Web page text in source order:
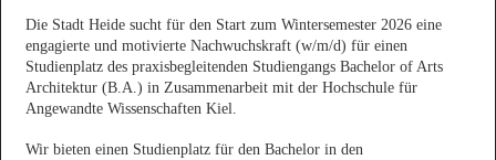
Die Stadt Heide sucht für den Start zum Wintersemester 2026 eine
engagierte und motivierte Nachwuchskraft (w/m/d) für einen
Studienplatz des praxisbegleitenden Studiengangs Bachelor of Arts
Architektur (B.A.) in Zusammenarbeit mit der Hochschule für
Angewandte Wissenschaften Kiel.
Wir bieten einen Studienplatz für den Bachelor in den